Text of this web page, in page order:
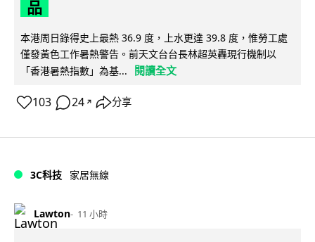
品
本港周日錄得史上最熱 36.9 度，上水更達 39.8 度，惟勞工處
僅發黃色工作暑熱警告。前天文台台長林超英轟現行機制以
「香港暑熱指數」為基...
閱讀全文
103 24 ↗ 分享
3C科技 家居無線
Lawton 11 小時